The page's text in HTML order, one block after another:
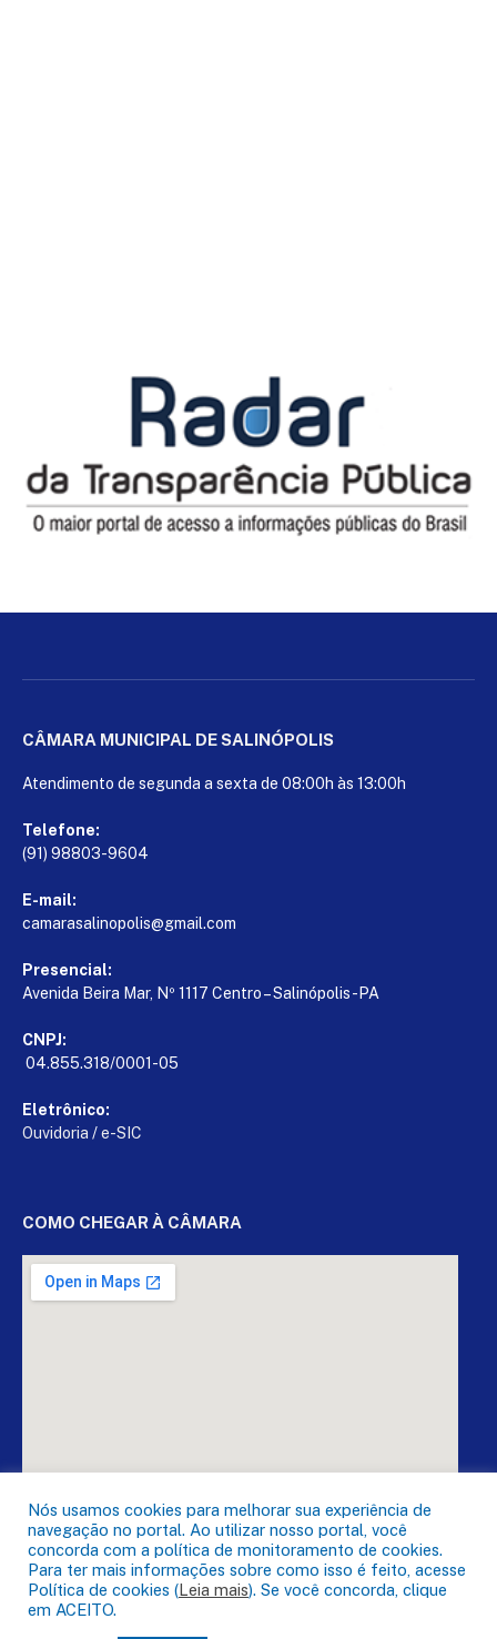
CÂMARA MUNICIPAL DE SALINÓPOLIS
Atendimento de segunda a sexta de 08:00h às 13:00h
Telefone:
(91) 98803-9604
E-mail:
camarasalinopolis@gmail.com
Presencial:
Avenida Beira Mar, Nº 1117 Centro – Salinópolis-PA
CNPJ:
04.855.318/0001-05
Eletrônico:
Ouvidoria /e-SIC
COMO CHEGAR À CÂMARA
DESENVOLVIDO POR CR2
Nós usamos cookies para melhorar sua experiência de
navegação no portal. Ao utilizar nosso portal, você
concorda com a política de monitoramento de cookies.
Para ter mais informações sobre como isso é feito, acesse
Política de cookies (Leia mais). Se você concorda, clique
em ACEITO.